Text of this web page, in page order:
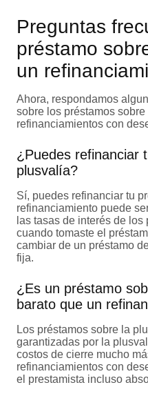
Preguntas
préstamo
un
Ahora, respondamos
sobre los préstamos
refinanciamientos con
¿Puedes refinanciar
plusvalía?
Sí, puedes refinanciar tu
refinanciamiento puede
las tasas de interés de
cuando tomaste el
cambiar de un préstamo
fija.
¿Es un préstamo
barato que un
Los préstamos sobre la
garantizadas por la
costos de cierre mucho
refinanciamientos con
el prestamista incluso